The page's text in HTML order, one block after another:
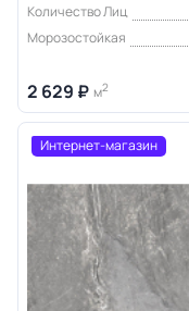
Количество Лиц
Морозостойкая
2 629 ₽ м2
Интернет-магазин